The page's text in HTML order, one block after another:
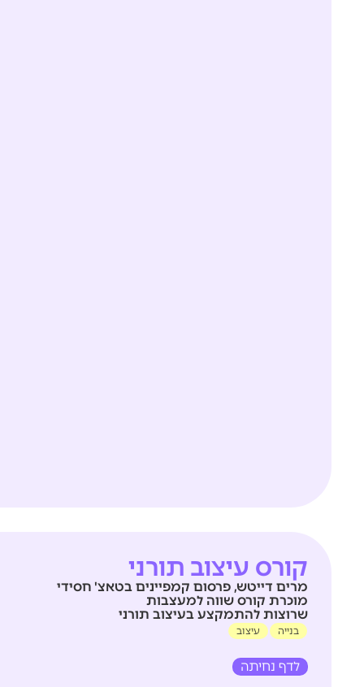
קורס עיצוב תורני
מרים דייטש, פרסום קמפיינים בטאצ' חסידי
מוכרת קורס שווה למעצבות
שרוצות להתמקצע בעיצוב תורני
בנייה עיצוב
לדף נחיתה